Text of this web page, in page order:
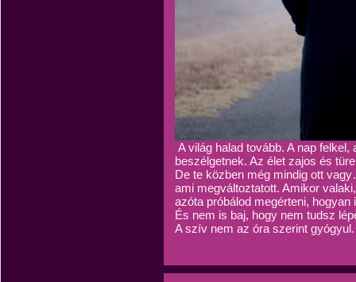
A világ halad tovább. A nap
beszélgetnek. Az élet zajos és
De te közben még mindig ott
ami megváltoztatott. Amikor
azóta próbálod megérteni,
És nem is baj, hogy nem tudsz
A szív nem az óra szerint gyógyul.